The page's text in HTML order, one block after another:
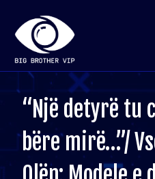
“Një detyrë tu
bëre mirë…”/